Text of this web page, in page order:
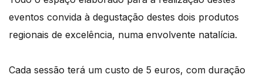
eventos convida à degustação destes dois produtos
regionais de excelência, numa envolvente natalícia.
Cada sessão terá um custo de 5 euros, com duração